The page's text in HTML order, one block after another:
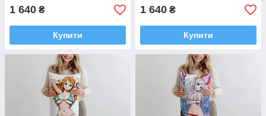
1 640 ₴
Купити
1 640 ₴
Купити